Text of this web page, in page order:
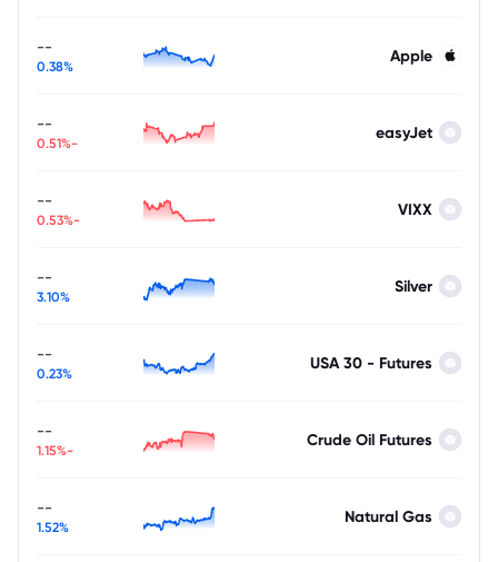
Apple
--
0.38%
easyJet
--
-0.51%
VIXX
--
-0.53%
Silver
--
3.10%
USA 30 - Futures
--
0.23%
Crude Oil Futures
--
-1.15%
Natural Gas
--
1.52%